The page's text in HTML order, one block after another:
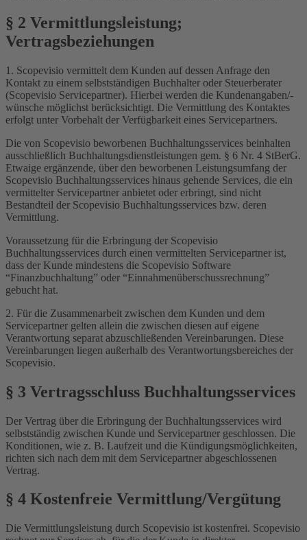
§ 2 Vermittlungsleistung;
Vertragsbeziehungen
1. Scopevisio vermittelt dem Kunden auf dessen Anfrage den
Kontakt zu einem selbstständigen Buchhalter oder Steuerberater
(Scopevisio Servicepartner). Hierbei werden die Kundenangaben/-
wünsche möglichst berücksichtigt. Die Vermittlung des Kontaktes
erfolgt unter Vorbehalt der Verfügbarkeit eines Servicepartners.
Die von Scopevisio beworbenen Buchhaltungsservices beinhalten
ausschließlich Buchhaltungsdienstleistungen gem. § 6 Nr. 4 StBerG.
Etwaige ergänzende, über den beworbenen Leistungsumfang der
Scopevisio Buchhaltungsservices hinaus gehende Services, die ein
vermittelter Servicepartner anbietet oder erbringt, sind nicht
Bestandteil der Scopevisio Buchhaltungsservices bzw. deren
Vermittlung.
Voraussetzung für die Erbringung der Scopevisio
Buchhaltungsservices durch einen vermittelten Servicepartner ist,
dass der Kunde mindestens die Scopevisio Software
“Finanzbuchhaltung” oder “Einnahmenüberschussrechnung”
gebucht hat.
2. Für die Zusammenarbeit zwischen dem Kunden und dem
Servicepartner gelten allein die zwischen diesen auf eigene
Verantwortung separat abzuschließenden Vereinbarungen. Diese
Vereinbarungen liegen außerhalb des Verantwortungsbereiches der
Scopevisio.
§ 3 Vertragsschluss Buchhaltungsservices
Der Vertrag über die Erbringung der Buchhaltungsservices wird
selbstständig zwischen Kunde und Servicepartner geschlossen. Die
Konditionen, wie z. B. Laufzeit und die Kündigungsmöglichkeiten,
richten sich nach dem mit dem Servicepartner abgeschlossenen
Vertrag.
§ 4 Kostenfreie Vermittlung/Vergütung
Die Vermittlungsleistung durch Scopevisio ist kostenfrei. Scopevisio